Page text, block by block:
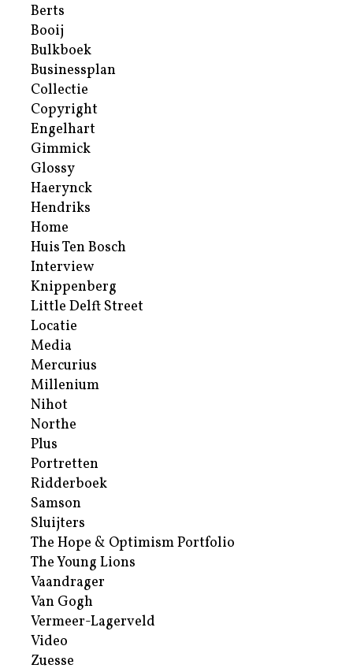
Berts
Booij
Bulkboek
Businessplan
Collectie
Copyright
Engelhart
Gimmick
Glossy
Haerynck
Hendriks
Home
Huis Ten Bosch
Interview
Knippenberg
Little Delft Street
Locatie
Media
Mercurius
Millenium
Nihot
Northe
Plus
Portretten
Ridderboek
Samson
Sluijters
The Hope & Optimism Portfolio
The Young Lions
Vaandrager
Van Gogh
Vermeer-Lagerveld
Video
Zuesse